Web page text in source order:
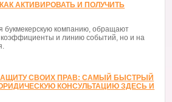
АКТИВИРОВАТЬ И ПОЛУЧИТЬ
букмекерскую компанию, обращают
коэффициенты и линию событий, но и на
СВОИХ ПРАВ: САМЫЙ БЫСТРЫЙ
КОНСУЛЬТАЦИЮ ЗДЕСЬ И